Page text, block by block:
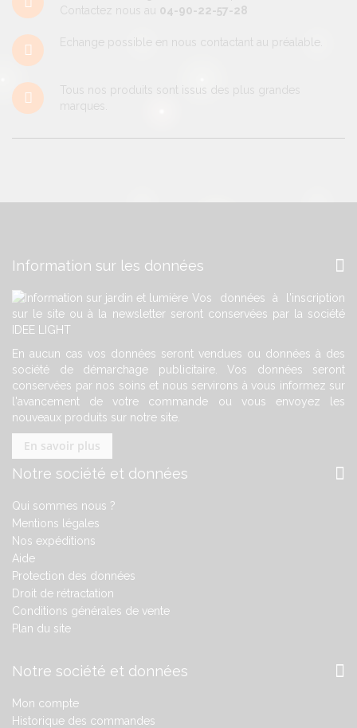
Contactez nous au 04-90-22-57-28
Echange possible en nous contactant au préalable.
Tous nos produits sont issus des plus grandes
marques.
Information sur les données
Vos données à l'inscription
sur le site ou à la newsletter seront conservées par la société
IDEE LIGHT
En aucun cas vos données seront vendues ou données à des
société de démarchage publicitaire. Vos données seront
conservées par nos soins et nous servirons à vous informez sur
l'avancement de votre commande ou vous envoyez les
nouveaux produits sur notre site.
En savoir plus
Notre société et données
Qui sommes nous ?
Mentions légales
Nos expéditions
Aide
Protection des données
Droit de rétractation
Conditions générales de vente
Plan du site
Notre société et données
Mon compte
Historique des commandes